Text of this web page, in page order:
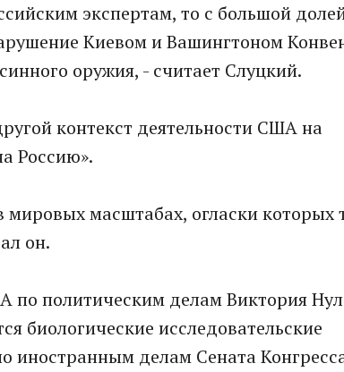
экспертам, то с большой
Киевом и Вашингтоном
оружия, - считает Слуцкий.
контекст деятельности США на
Россию».
мировых масштабах, огласки которых
он.
по политическим делам Виктория
биологические исследовательские
иностранным делам Сената